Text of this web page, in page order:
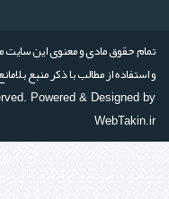
تمام حقوق مادی و معنوی این سایت
و استفاده از مطالب با ذکر منبع
Powered & Designed by
WebTakin.ir